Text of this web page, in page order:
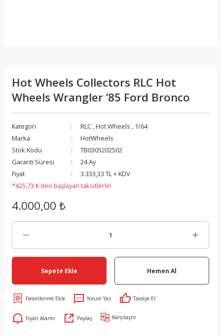
Hot Wheels Collectors RLC Hot
Wheels Wrangler ’85 Ford Bronco
Kategori RLC ,Hot Wheels , 1/64
Marka
HotWheels
Stok Kodu
TB0305202502
Garanti Süresi
24 Ay
Fiyat
3.333,33 TL + KDV
*425,73 ₺ den başlayan taksitlerle!
4.000,00 ₺
Sepete Ekle Hemen Al
Yorum Yaz Tavsiye Et
Fiyatı Alarmı Paylaş Karşılaştır